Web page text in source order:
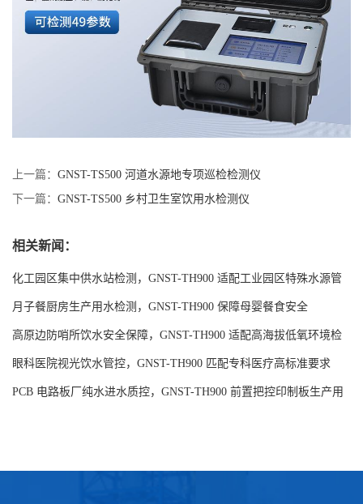
上一篇： GNST-TS500 河道水源地专项巡检检测仪
下一篇： GNST-TS500 乡村卫生室饮用水检测仪
相关新闻：
化工园区集中供水站检测，GNST-TH900 适配工业园区特殊水源管
控
月子餐厨房生产用水检测，GNST-TH900 保障母婴餐食安全
高原边防哨所饮水安全保障，GNST-TH900 适配高海拔低氧环境检
测
眼科医院视光饮水管控，GNST-TH900 匹配专科医疗高标准要求
PCB 电路板厂纯水进水质控，GNST-TH900 前置把控印制板生产用